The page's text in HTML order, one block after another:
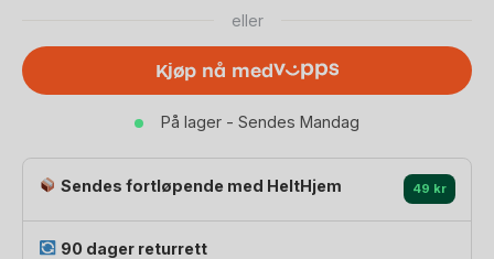
SPF30
-
Naturlig
for
eller
Kjøp nå med
På lager - Sendes Mandag
Sendes fortløpende med HeltHjem 49 kr
90 dager returrett